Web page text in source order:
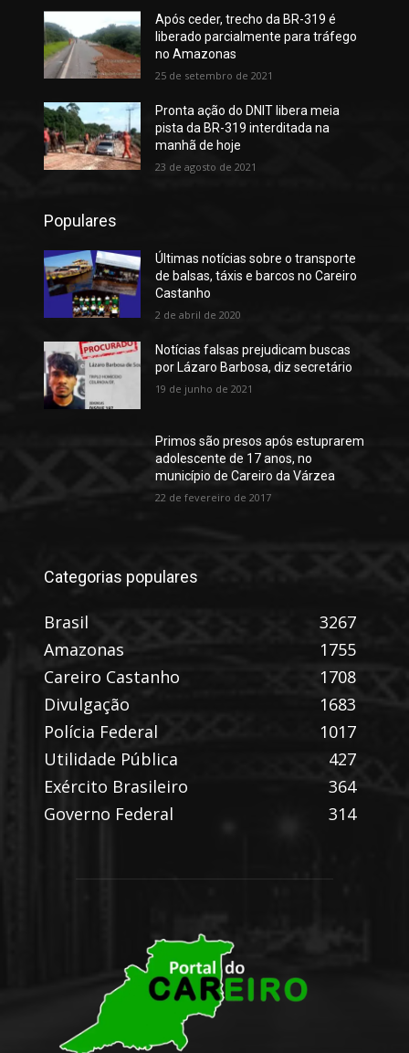
Após ceder, trecho da BR-319 é
liberado parcialmente para tráfego
no Amazonas
25 de setembro de 2021
Pronta ação do DNIT libera meia
pista da BR-319 interditada na
manhã de hoje
23 de agosto de 2021
Populares
Últimas notícias sobre o transporte
de balsas, táxis e barcos no Careiro
Castanho
2 de abril de 2020
Notícias falsas prejudicam buscas
por Lázaro Barbosa, diz secretário
19 de junho de 2021
Primos são presos após estuprarem
adolescente de 17 anos, no
município de Careiro da Várzea
22 de fevereiro de 2017
Categorias populares
Brasil
3267
Amazonas
1755
Careiro Castanho
1708
Divulgação
1683
Polícia Federal
1017
Utilidade Pública
427
Exército Brasileiro
364
Governo Federal
314